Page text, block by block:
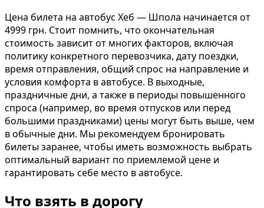
Цена билета на автобус Хеб — Шпола начинается от
4999 грн. Стоит помнить, что окончательная
стоимость зависит от многих факторов, включая
политику конкретного перевозчика, дату поездки,
время отправления, общий спрос на направление и
условия комфорта в автобусе. В выходные,
праздничные дни, а также в периоды повышенного
спроса (например, во время отпусков или перед
большими праздниками) цены могут быть выше, чем
в обычные дни. Мы рекомендуем бронировать
билеты заранее, чтобы иметь возможность выбрать
оптимальный вариант по приемлемой цене и
гарантировать себе место в автобусе.
Что взять в дорогу